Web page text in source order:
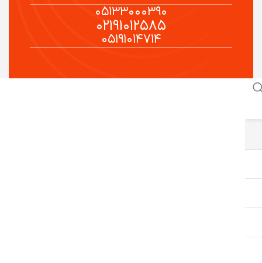
۰۵۱۳۳۰۰۰۳۹۰
۰۲۱۹۱۰۱۲۵۸۵
۰۵۱۹۱۰۱۴۷۱۴